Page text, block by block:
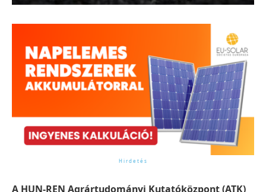
A HUN-REN Agrártudományi Kutatóközpont (ATK)